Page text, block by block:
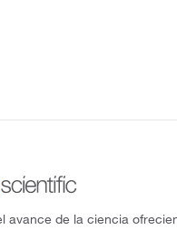
avance de la ciencia